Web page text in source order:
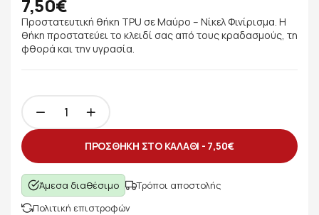
7,50€
Προστατευτική θήκη TPU σε Μαύρο – Νίκελ Φινίρισμα. Η
θήκη προστατεύει το κλειδί σας από τους κραδασμούς, τη
φθορά και την υγρασία.
ΠΡΟΣΘΗΚΗ ΣΤΟ ΚΑΛΑΘΙ - 7,50€
Άμεσα διαθέσιμο
Τρόποι αποστολής
Πολιτική επιστροφών